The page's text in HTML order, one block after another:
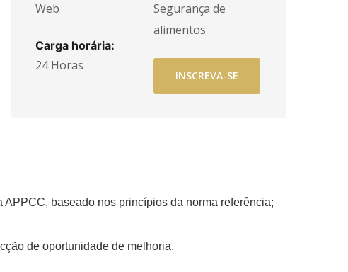
Web
Carga horária:
24 Horas
Segurança de
alimentos
INSCREVA-SE
baseado nos princípios da norma referência;
de oportunidade de melhoria.